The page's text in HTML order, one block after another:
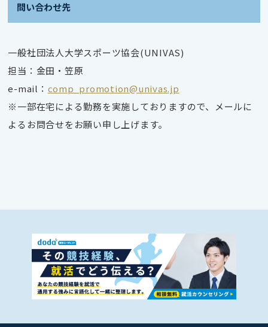
問い合わせ先
一般社団法人大学スポーツ協会(UNIVAS)
担当：金田・笠原
e-mail： comp_promotion@univas.jp
※一部在宅による勤務を実施しておりますので、メールに
よるお問合せをお願い申し上げます。